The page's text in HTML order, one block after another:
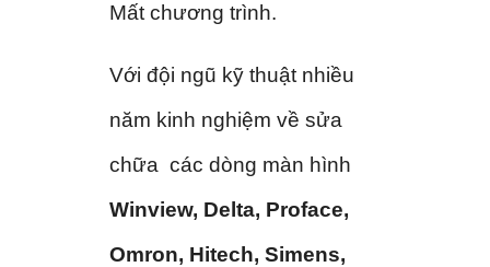
Mất chương trình.
Với đội ngũ kỹ thuật nhiều
năm kinh nghiệm về sửa
chữa các dòng màn hình
Winview, Delta, Proface,
Omron, Hitech, Simens,